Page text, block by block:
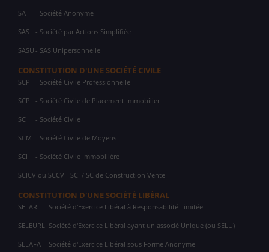
SA - Société Anonyme
SAS - Société par Actions Simplifiée
SASU - SAS Unipersonnelle
CONSTITUTION D'UNE SOCIÉTÉ CIVILE
SCP - Société Civile Professionnelle
SCPI - Société Civile de Placement Immobilier
SC - Société Civile
SCM - Société Civile de Moyens
SCI - Société Civile Immobilière
SCICV ou SCCV - SCI / SC de Construction Vente
CONSTITUTION D'UNE SOCIÉTÉ LIBÉRAL
SELARL Société d'Exercice Libéral à Responsabilité Limitée
SELEURL Société d'Exercice Libéral ayant un associé Unique (ou SELU)
SELAFA Société d'Exercice Libéral sous Forme Anonyme